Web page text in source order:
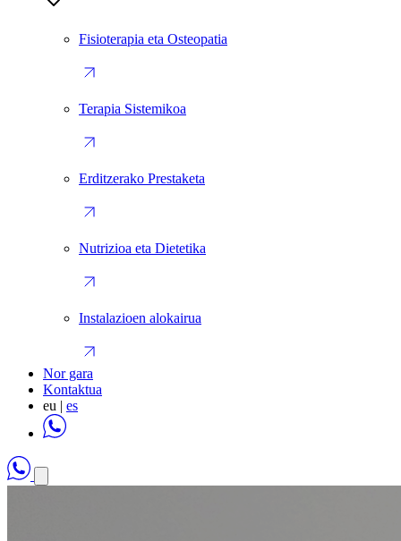
Fisioterapia eta Osteopatia
Terapia Sistemikoa
Erditzerako Prestaketa
Nutrizioa eta Dietetika
Instalazioen alokairua
Nor gara
Kontaktua
eu | es